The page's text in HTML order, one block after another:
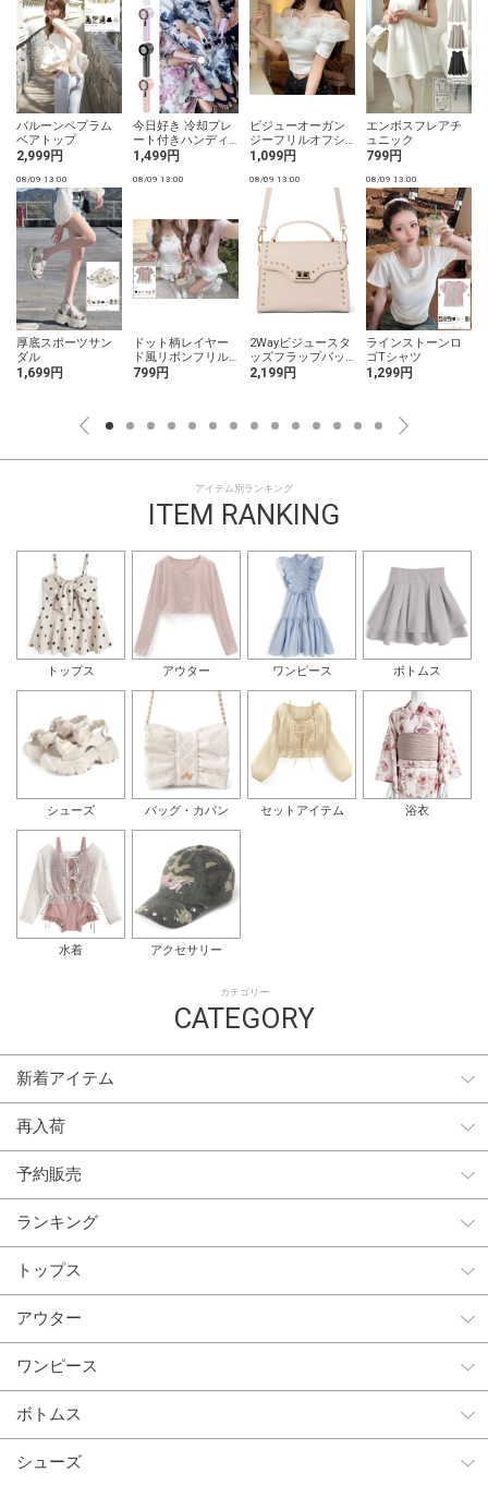
バルーンペプラム
ベアトップ
2,999円
今日好き 冷却プレ
ート付きハンディ
ファン
1,499円
ビジューオーガン
ジーフリルオフシ
ョルダーリブトッ
1,099円
エンボスフレアチ
ュニック
799円
08/09 13:00
厚底スポーツサン
ダル
1,699円
08/09 13:00
ドット柄レイヤー
ド風リボンフリル
トップス
799円
08/09 13:00
2Wayビジュースタ
ッズフラップバッ
グ
2,199円
08/09 13:00
ラインストーンロ
ゴTシャツ
1,299円
アイテム別ランキング
ITEM RANKING
トップス アウター ワンピース ボトムス
シューズ バッグ・カバン セットアイテム 浴衣
水着 アクセサリー
カテゴリー
CATEGORY
新着アイテム
再入荷
予約販売
ランキング
トップス
アウター
ワンピース
ボトムス
シューズ